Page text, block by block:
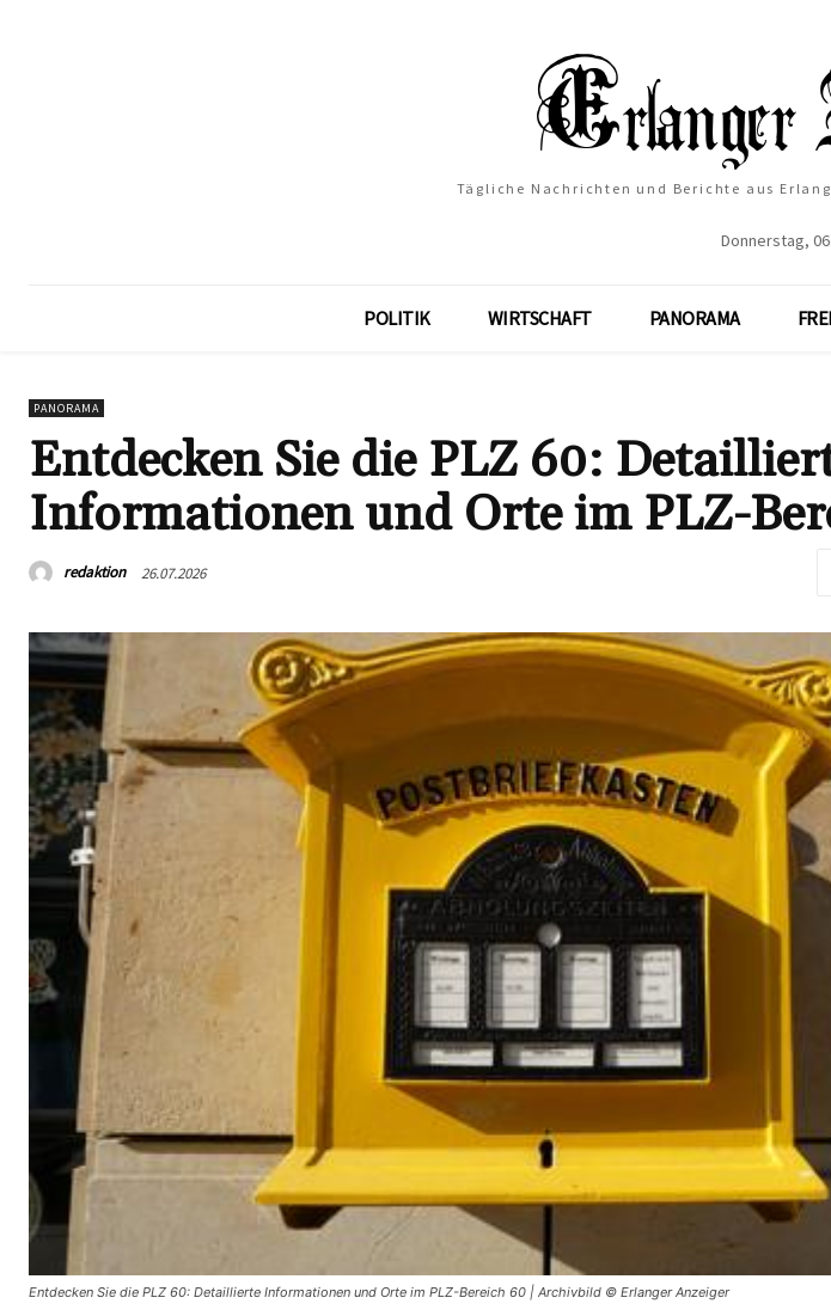
Tägliche Nachrichten und Berichte aus
Donnerstag,
POLITIK WIRTSCHAFT PANORAMA
PANORAMA
Entdecken Sie die PLZ 60:
Informationen und Orte im PLZ-
redaktion 26.07.2026
Entdecken Sie die PLZ 60: Detaillierte Informationen und Orte im PLZ-Bereich 60 | Archivbild © Erlanger Anzeiger